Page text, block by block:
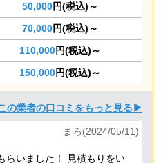
50,000円(税込)～
70,000円(税込)～
110,000円(税込)～
150,000円(税込)～
の業者の口コミをもっと見る▶
まろ(2024/05/11)
らいました！ 見積もりをい